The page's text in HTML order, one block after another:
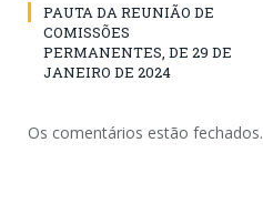
PAUTA DA REUNIÃO DE
COMISSÕES
PERMANENTES, DE 29 DE
JANEIRO DE 2024
Os comentários estão fechados.